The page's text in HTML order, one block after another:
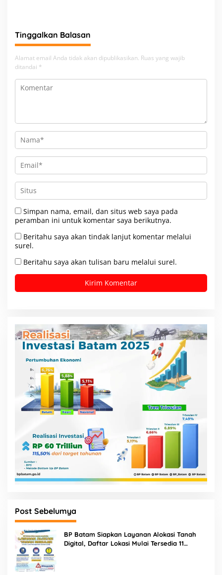
Tinggalkan Balasan
Alamat email Anda tidak akan dipublikasikan. Ruas yang wajib
ditandai *
Simpan nama, email, dan situs web saya pada
peramban ini untuk komentar saya berikutnya.
Beritahu saya akan tindak lanjut komentar melalui
surel.
Beritahu saya akan tulisan baru melalui surel.
Post Sebelumya
BP Batam Siapkan Layanan Alokasi Tanah
Digital, Daftar Lokasi Mulai Tersedia 11